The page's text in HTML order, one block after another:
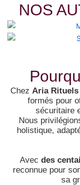
NOS
Chez Aria
formés pour
sécuritaire
Nous
holistique,
Avec des
reconnue pour
sa